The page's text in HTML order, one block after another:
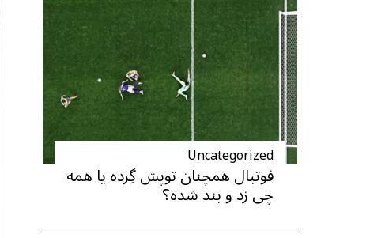
Uncategorized
فوتبال همچنان توپش گِرده یا همه
چی زد و بند شده؟